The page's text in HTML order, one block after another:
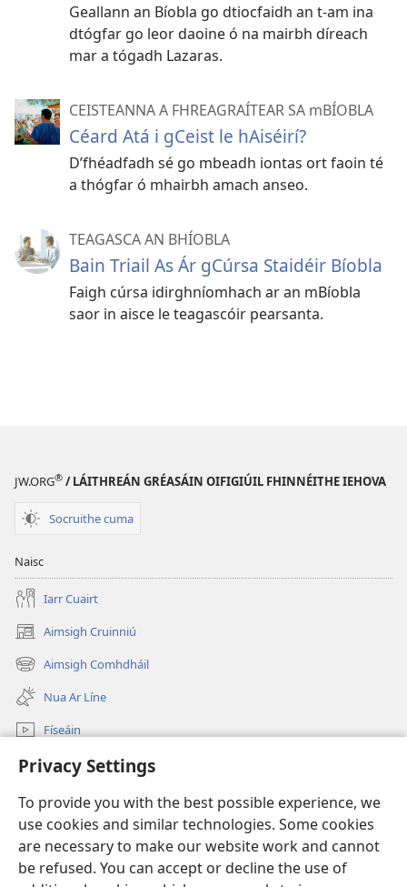
Privacy Settings
To provide you with the best possible experience, we
use cookies and similar technologies. Some cookies
are necessary to make our website work and cannot
be refused. You can accept or decline the use of
Geallann an Bíobla go dtiocfaidh an t-am ina
dtógfar go leor daoine ó na mairbh díreach
mar a tógadh Lazaras.
CEISTEANNA A FHREAGRAÍTEAR SA mBÍOBLA
Céard Atá i gCeist le hAiséirí?
D’fhéadfadh sé go mbeadh iontas ort faoin té
a thógfar ó mhairbh amach anseo.
TEAGASCA AN BHÍOBLA
Bain Triail As Ár gCúrsa Staidéir Bíobla
Faigh cúrsa idirghníomhach ar an mBíobla
saor in aisce le teagascóir pearsanta.
JW.ORG® / LÁITHREÁN GRÉASÁIN OIFIGIÚIL FHINNÉITHE IEHOVA
Socruithe cuma
Naisc
Iarr Cuairt
Aimsigh Cruinniú
(opens
new
window)
Aimsigh Comhdháil
(opens
new
window)
Nua Ar Líne
Físeáin
Cuardaigh
Síntiúis
(opens
new
window)Watchtower—Leabharlann ar Líne
(opens